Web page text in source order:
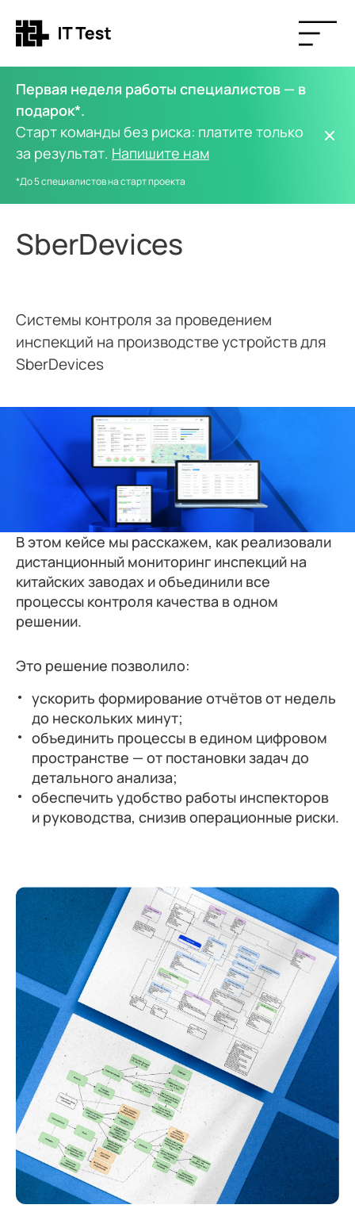
Первая неделя работы специалистов — в
подарок*.
Старт команды без риска: платите только
за результат. Напишите нам
*До 5 специалистов на старт проекта
SberDevices
Системы контроля за проведением
инспекций на производстве устройств для
SberDevices
В этом кейсе мы расскажем, как реализовали
дистанционный мониторинг инспекций на
китайских заводах и объединили все
процессы контроля качества в одном
решении.
Это решение позволило:
ускорить формирование отчётов от недель
до нескольких минут;
объединить процессы в едином цифровом
пространстве — от постановки задач до
детального анализа;
обеспечить удобство работы инспекторов
и руководства, снизив операционные риски.